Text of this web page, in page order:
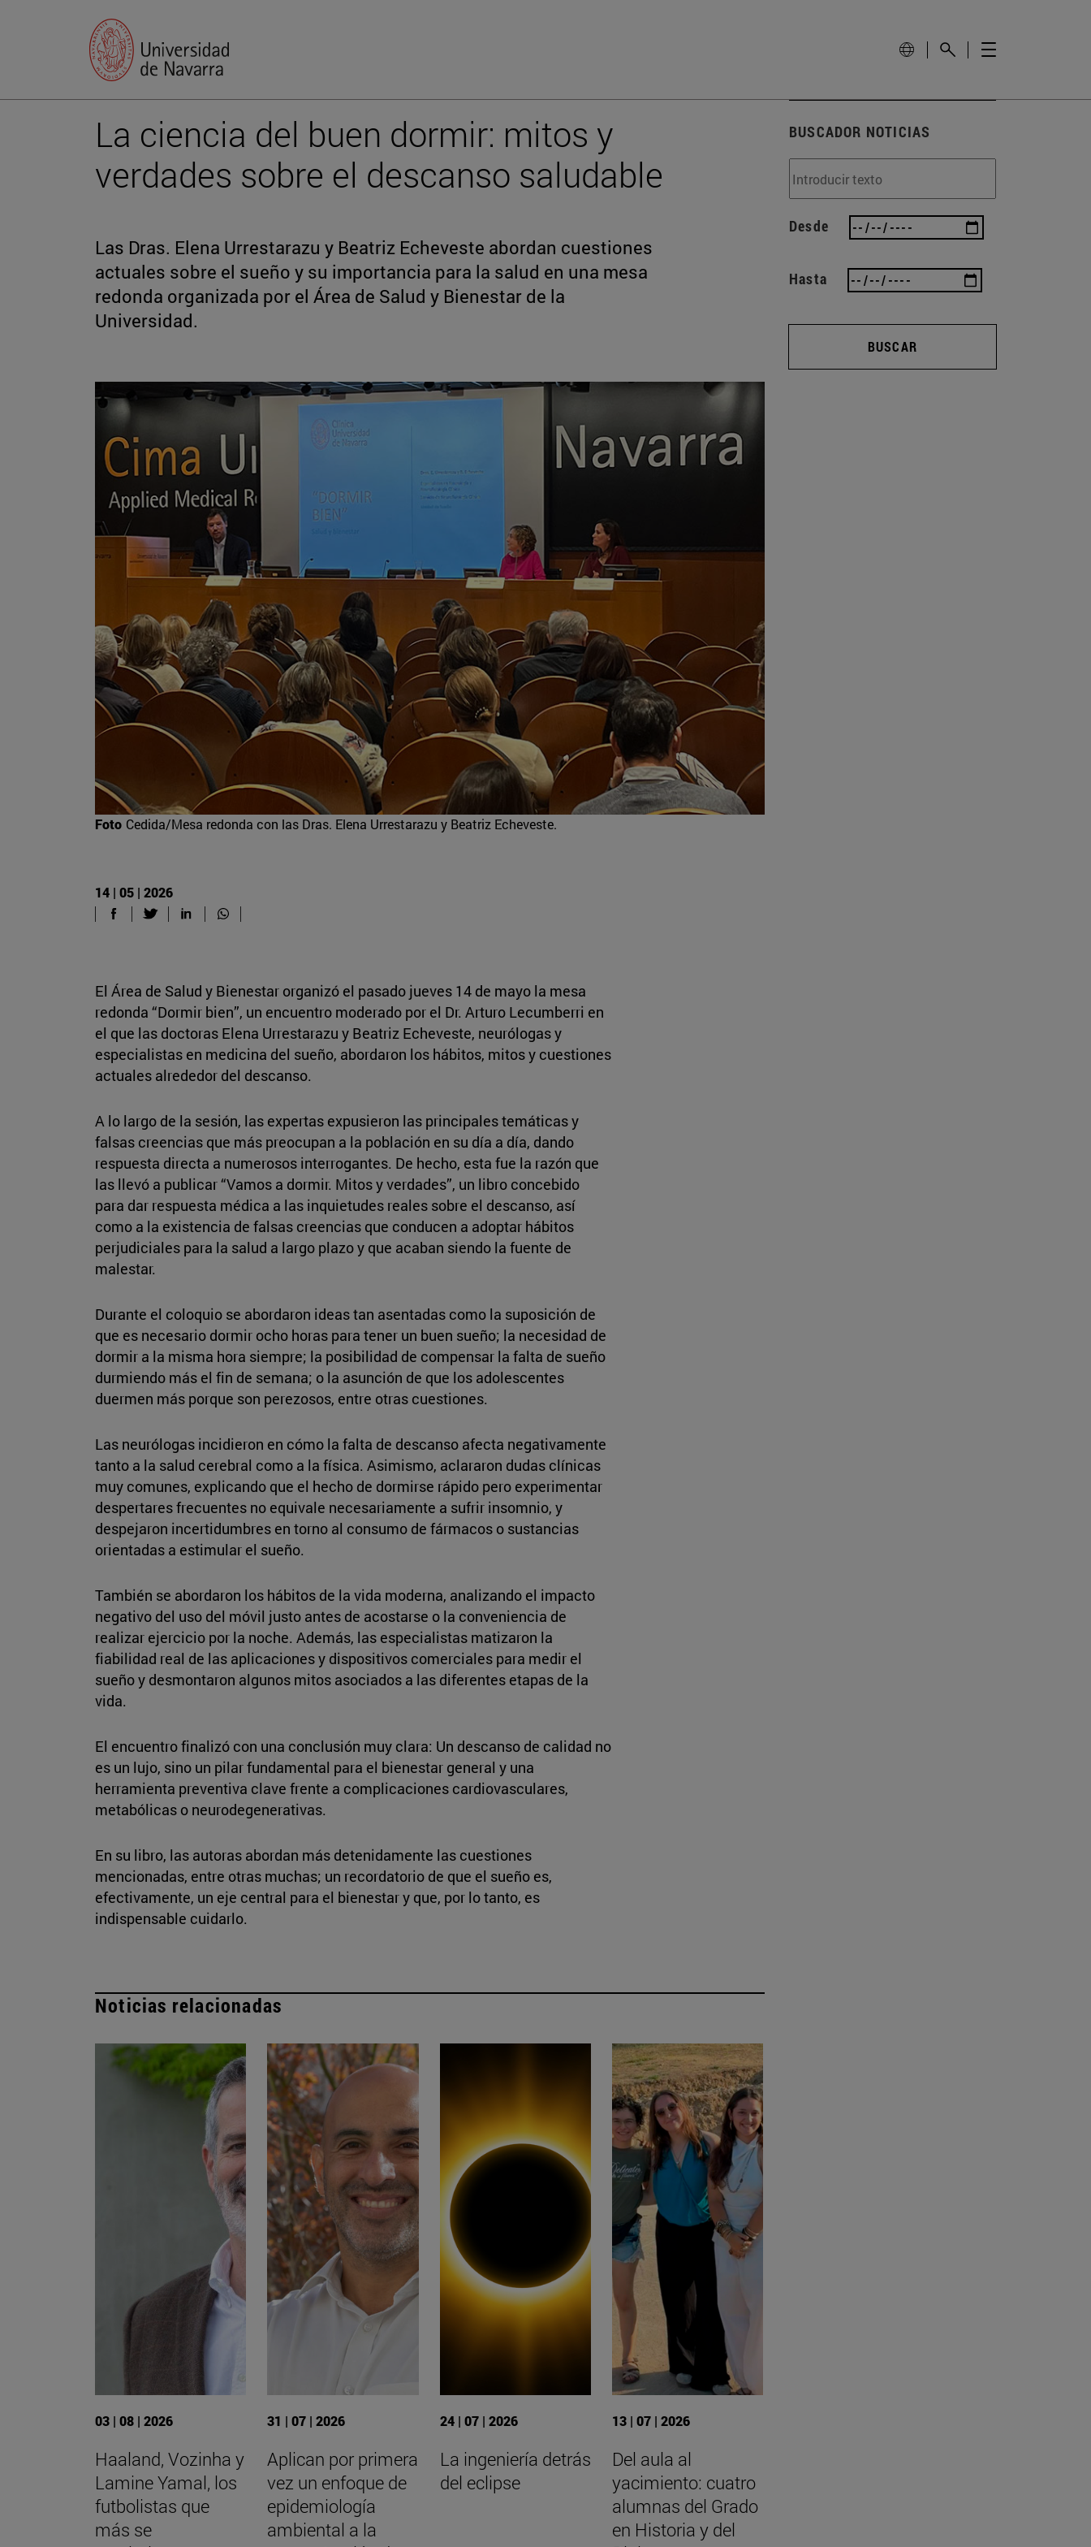
La ciencia del buen dormir: mitos y
verdades sobre el descanso saludable
Las Dras. Elena Urrestarazu y Beatriz Echeveste abordan cuestiones
actuales sobre el sueño y su importancia para la salud en una mesa
redonda organizada por el Área de Salud y Bienestar de la
Universidad.
Foto Cedida/Mesa redonda con las Dras. Elena Urrestarazu y Beatriz Echeveste.
14 | 05 | 2026
El Área de Salud y Bienestar organizó el pasado jueves 14 de mayo la mesa
redonda “Dormir bien”, un encuentro moderado por el Dr. Arturo Lecumberri en
el que las doctoras Elena Urrestarazu y Beatriz Echeveste, neurólogas y
especialistas en medicina del sueño, abordaron los hábitos, mitos y cuestiones
actuales alrededor del descanso.
A lo largo de la sesión, las expertas expusieron las principales temáticas y
falsas creencias que más preocupan a la población en su día a día, dando
respuesta directa a numerosos interrogantes. De hecho, esta fue la razón que
las llevó a publicar “Vamos a dormir. Mitos y verdades”, un libro concebido
para dar respuesta médica a las inquietudes reales sobre el descanso, así
como a la existencia de falsas creencias que conducen a adoptar hábitos
perjudiciales para la salud a largo plazo y que acaban siendo la fuente de
malestar.
Durante el coloquio se abordaron ideas tan asentadas como la suposición de
que es necesario dormir ocho horas para tener un buen sueño; la necesidad de
dormir a la misma hora siempre; la posibilidad de compensar la falta de sueño
durmiendo más el fin de semana; o la asunción de que los adolescentes
duermen más porque son perezosos, entre otras cuestiones.
Las neurólogas incidieron en cómo la falta de descanso afecta negativamente
tanto a la salud cerebral como a la física. Asimismo, aclararon dudas clínicas
muy comunes, explicando que el hecho de dormirse rápido pero experimentar
despertares frecuentes no equivale necesariamente a sufrir insomnio, y
despejaron incertidumbres en torno al consumo de fármacos o sustancias
orientadas a estimular el sueño.
También se abordaron los hábitos de la vida moderna, analizando el impacto
negativo del uso del móvil justo antes de acostarse o la conveniencia de
realizar ejercicio por la noche. Además, las especialistas matizaron la
fiabilidad real de las aplicaciones y dispositivos comerciales para medir el
sueño y desmontaron algunos mitos asociados a las diferentes etapas de la
vida.
El encuentro finalizó con una conclusión muy clara: Un descanso de calidad no
es un lujo, sino un pilar fundamental para el bienestar general y una
herramienta preventiva clave frente a complicaciones cardiovasculares,
metabólicas o neurodegenerativas.
En su libro, las autoras abordan más detenidamente las cuestiones
mencionadas, entre otras muchas; un recordatorio de que el sueño es,
efectivamente, un eje central para el bienestar y que, por lo tanto, es
indispensable cuidarlo.
Noticias relacionadas
03 | 08 | 2026
Haaland, Vozinha y
Lamine Yamal, los
futbolistas que
más se
31 | 07 | 2026
Aplican por primera
vez un enfoque de
epidemiología
ambiental a la
24 | 07 | 2026
La ingeniería detrás
del eclipse
13 | 07 | 2026
Del aula al
yacimiento: cuatro
alumnas del Grado
en Historia y del
BUSCADOR NOTICIAS
Desde
Hasta
BUSCAR